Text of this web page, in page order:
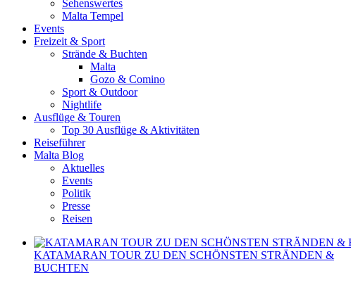
Sehenswertes
Malta Tempel
Events
Freizeit & Sport
Strände & Buchten
Malta
Gozo & Comino
Sport & Outdoor
Nightlife
Ausflüge & Touren
Top 30 Ausflüge & Aktivitäten
Reiseführer
Malta Blog
Aktuelles
Events
Politik
Presse
Reisen
KATAMARAN TOUR ZU DEN SCHÖNSTEN STRÄNDEN &
BUCHTEN